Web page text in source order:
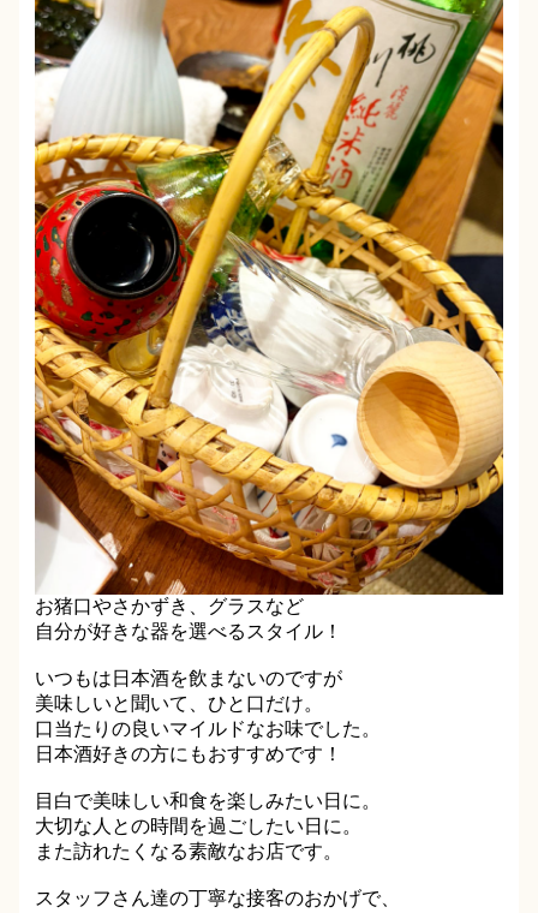
お猪口やさかずき、グラスなど
自分が好きな器を選べるスタイル！
いつもは日本酒を飲まないのですが
美味しいと聞いて、ひと口だけ。
口当たりの良いマイルドなお味でした。
日本酒好きの方にもおすすめです！
目白で美味しい和食を楽しみたい日に。
大切な人との時間を過ごしたい日に。
また訪れたくなる素敵なお店です。
スタッフさん達の丁寧な接客のおかげで、